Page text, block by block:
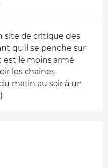
site de critique des
qu'il se penche sur
est le moins armé
les chaines
matin au soir à un